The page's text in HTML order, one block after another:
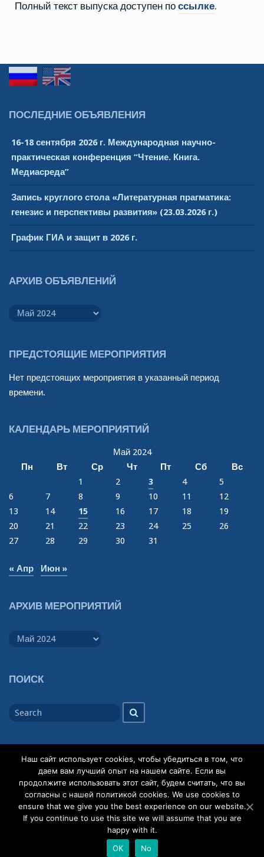
Полный текст выпуска доступен по ссылке.
ПОСЛЕДНИЕ ОБЪЯВЛЕНИЯ
16-18 сентября 2026 г. Международная научно-
практическая конференция “Чтение. Книга.
Медиасреда”
Запись круглого стола «Литературная прагматика:
генезис и перспективы развития» (23.03.2026 г.)
График ГИА и защит в 2026 г.
АРХИВ ОБЪЯВЛЕНИЙ
объявлений
ПРЕДСТОЯЩИЕ МЕРОПРИЯТИЯ
Нет предстоящих мероприятия в указанный период
времени.
КАЛЕНДАРЬ МЕРОПРИЯТИЙ
Май 2024
Пн
Вт Ср Чт Пт Сб
Вс
1
2 3 4
5
6
7 8 9 10 11
12
13
14 15 16 17 18
19
20
21 22 23 24 25
26
27
28 29 30 31
« Апр Июн »
АРХИВ МЕРОПРИЯТИЙ
мероприятий
ПОИСК
for
© 2026Кафедра общей теории словесности
Powered by
WordPress
Theme:Gillian
WP-FB-AutoConnect
Наш сайт использует cookies, чтобы убедиться в том, что
даем вам лучший опыт на нашем сайте. Если вы
продолжите использовать этот сайт, будем считать, что вы
согласны с нашей политикой cookies. We use cookies to
ensure that we give you the best experience on our website.
If you continue to use this site we will assume that you are
happy with it.
ОК
No